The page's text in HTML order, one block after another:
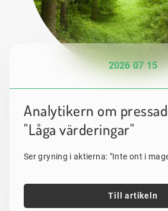
2026 07 15
Analytikern om
"Låga värderingar"
Ser gryning i aktierna: "Inte ont i
Till artikeln